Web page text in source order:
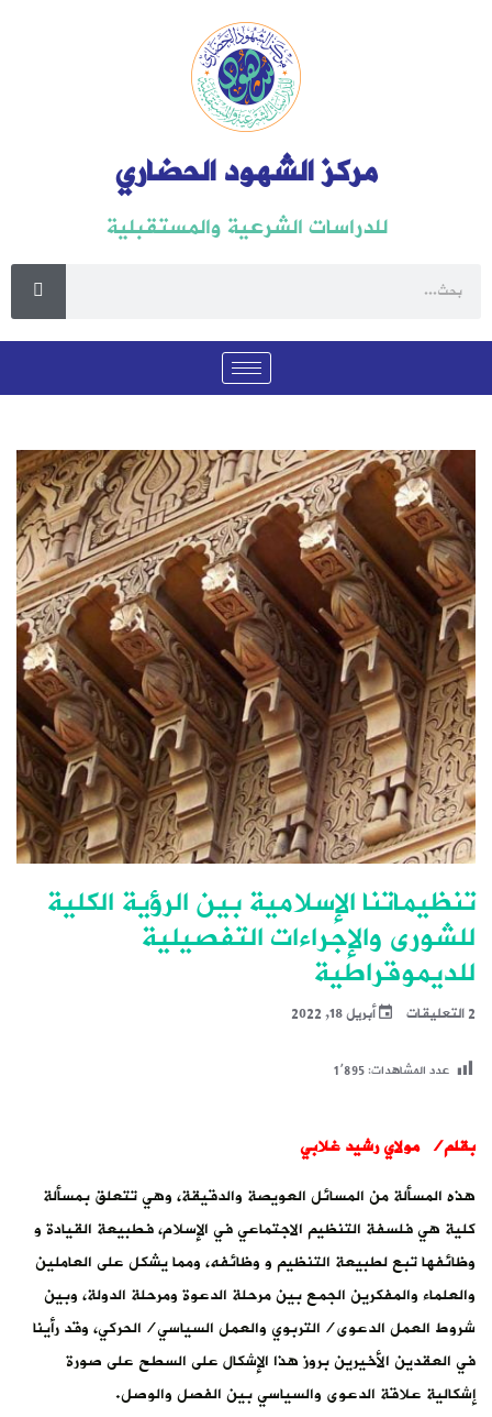
مركز الشهود الحضاري
للدراسات الشرعية والمستقبلية
تنظيماتنا الإسلامية بين الرؤية الكلية
للشورى والإجراءات التفصيلية
للديموقراطية
2 التعليقات أبريل 18, 2022
عدد المشاهدات:1٬895
بقلم/ مولاي رشيد غلابي
هذه المسألة من المسائل العويصة والدقيقة، وهي تتعلق بمسألة
كلية هي فلسفة التنظيم الاجتماعي في الإسلام، فطبيعة القيادة و
وظائفها تبع لطبيعة التنظيم و وظائفه، ومما يشكل على العاملين
والعلماء والمفكرين الجمع بين مرحلة الدعوة ومرحلة الدولة، وبين
شروط العمل الدعوى/التربوي والعمل السياسي/الحركي، وقد رأينا
في العقدين الأخيرين بروز هذا الإشكال على السطح على صورة
إشكالية علاقة الدعوى والسياسي بين الفصل والوصل.